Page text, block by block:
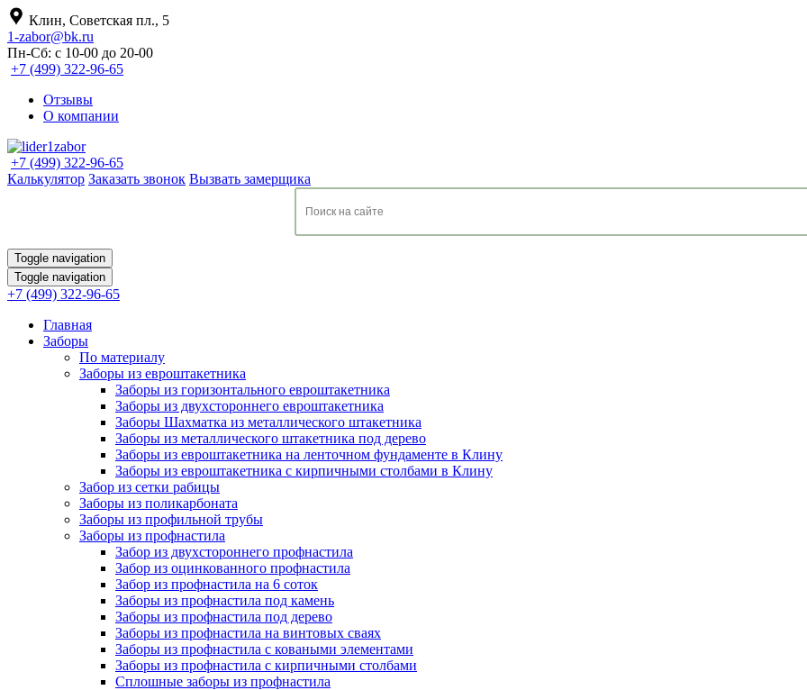
Клин, Советская пл., 5
1-zabor@bk.ru
Пн-Сб: с 10-00 до 20-00
+7 (499) 322-96-65
Отзывы
О компании
+7 (499) 322-96-65
Калькулятор Заказать звонок Вызвать замерщика
Toggle navigation
Toggle navigation
+7 (499) 322-96-65
Главная
Заборы
По материалу
Заборы из евроштакетника
Заборы из горизонтального евроштакетника
Заборы из двухстороннего евроштакетника
Заборы Шахматка из металлического штакетника
Заборы из металлического штакетника под дерево
Заборы из евроштакетника на ленточном фундаменте в Клину
Заборы из евроштакетника с кирпичными столбами в Клину
Забор из сетки рабицы
Заборы из поликарбоната
Заборы из профильной трубы
Заборы из профнастила
Забор из двухстороннего профнастила
Забор из оцинкованного профнастила
Забор из профнастила на 6 соток
Заборы из профнастила под камень
Заборы из профнастила под дерево
Заборы из профнастила на винтовых сваях
Заборы из профнастила с коваными элементами
Заборы из профнастила с кирпичными столбами
Сплошные заборы из профнастила